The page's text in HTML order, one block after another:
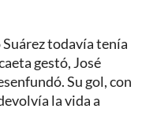
todavía tenía
gestó, José
Su gol, con
la vida a